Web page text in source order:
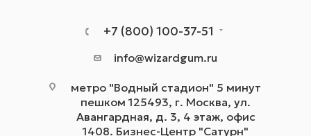
+7 (800) 100-37-51
info@wizardgum.ru
метро "Водный стадион" 5 минут
пешком 125493, г. Москва, ул.
Авангардная, д. 3, 4 этаж, офис
1408. Бизнес-Центр "Сатурн"